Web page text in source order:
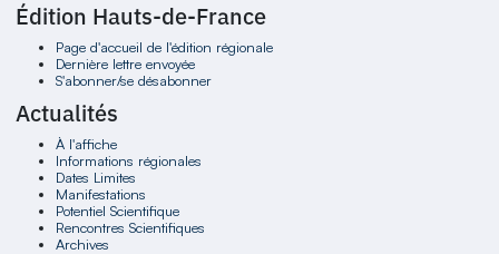
Édition Hauts-de-France
Page d'accueil de l'édition régionale
Dernière lettre envoyée
S'abonner/se désabonner
Actualités
À l'affiche
Informations régionales
Dates Limites
Manifestations
Potentiel Scientifique
Rencontres Scientifiques
Archives